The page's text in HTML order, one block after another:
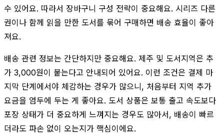
수 있어요. 따라서 장바구니 구성 전략이 중요해요. 시리즈 다른
권이나 함께 읽을 만한 도서를 묶어 구매하면 배송 효율이 좋아
져요.
배송 관련 정보는 간단하지만 중요해요. 제주 및 도서지역은 추
가 3,000원이 붙는다고 안내되어 있어요. 이런 조건은 결제 마
지막 단계에서야 체감하는 경우가 많으니, 처음부터 지역 추가
요금을 염두에 두는 게 좋아요. 도서 상품은 보통 출고 속도보다
포장 상태가 더 중요하게 느껴지는 경우도 많아서, 배송이 빠르
더라도 파손 없이 오는지가 핵심이에요.